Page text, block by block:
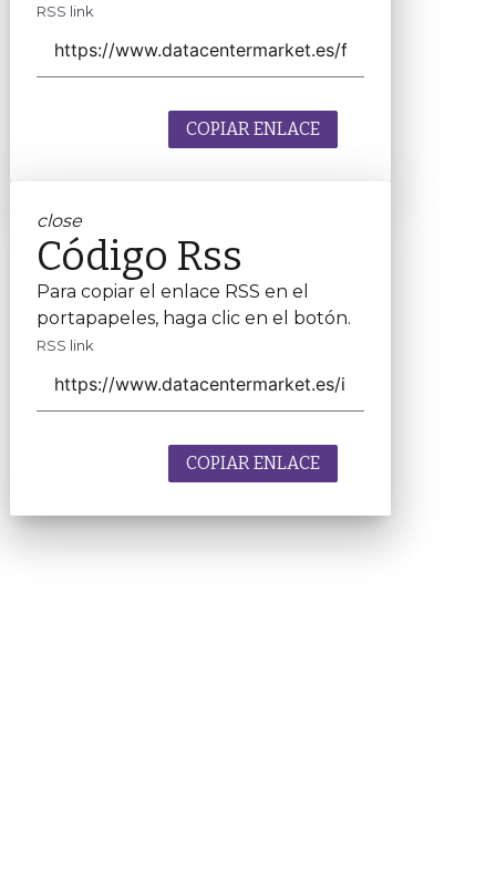
RSS link
COPIAR ENLACE
close
Código Rss
Para copiar el enlace RSS en el
portapapeles, haga clic en el botón.
RSS link
COPIAR ENLACE